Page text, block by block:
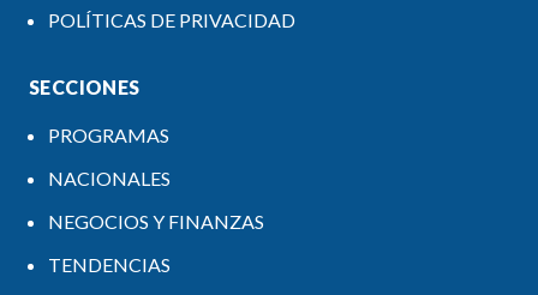
POLÍTICAS DE PRIVACIDAD
SECCIONES
PROGRAMAS
NACIONALES
NEGOCIOS Y FINANZAS
TENDENCIAS